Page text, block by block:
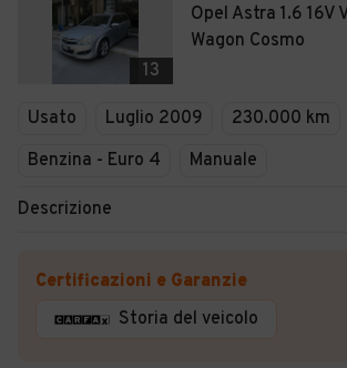
13
Opel Astra 1.6 16V
Wagon Cosmo
Usato Luglio 2009
230.000 km
Benzina - Euro 4
Manuale
Descrizione
Certificazioni e Garanzie
Storia del veicolo